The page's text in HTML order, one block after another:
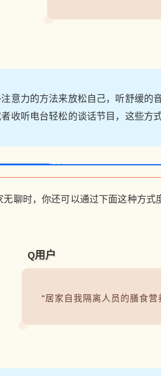
意力的方法来放松自己，听舒缓的
收听电台轻松的谈话节目，这些方
无聊时，你还可以通过下面这种方
Q用户
“居家自我隔离人员的膳食营
情防控小知
医？” A格
天曾接触来
或出现小范
护？” A格
肺炎，需要
离防护措施
范的使用个
度防护。 Q
目，或者收
能够舒缓心
还可以通过
自我隔离人
量减少，心
食过少或过